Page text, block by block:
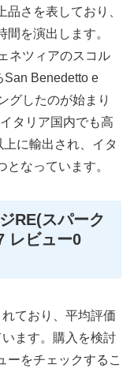
さを表しており、
を演出します。
ネツィアのスコル
San Benedetto e
グしたのが始まり
タリア国内でも高
に輸出され、イタ
なっています。
RE(スパーク
レビュー0
ており、平均評価
ます。購入を検討
ーをチェックするこ